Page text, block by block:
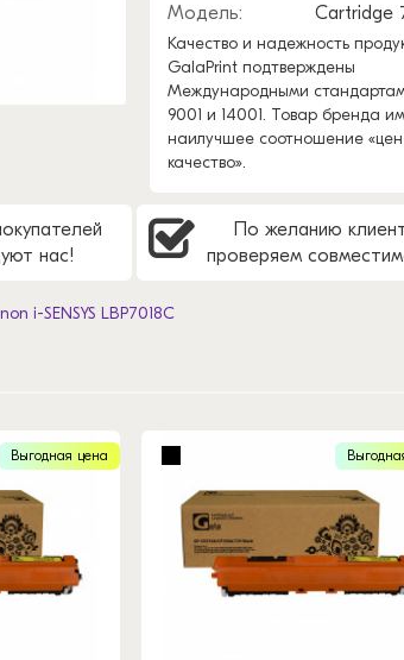
Модель:
Cartridge
Качество и надежность
GalaPrint подтверждены
Международными
9001 и 14001. Товар бренда
наилучшее соотношение
качество».
нас!
По желанию
проверяем
i-SENSYS LBP7018C
Выгодная цена